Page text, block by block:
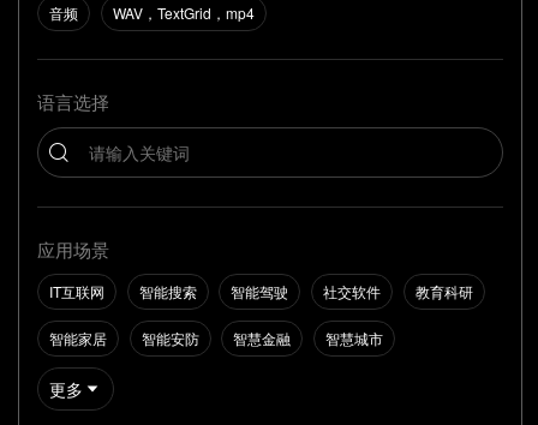
音频 WAV，TextGrid，mp4
语言选择
应用场景
IT互联网 智能搜索 智能驾驶 社交软件 教育科研
智能家居 智能安防 智慧金融 智慧城市
更多